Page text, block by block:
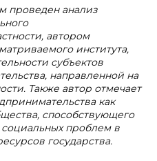
проведен анализ
автором
института,
субъектов
направленной на
Также автор отмечает
как
способствующего
проблем в
государства.